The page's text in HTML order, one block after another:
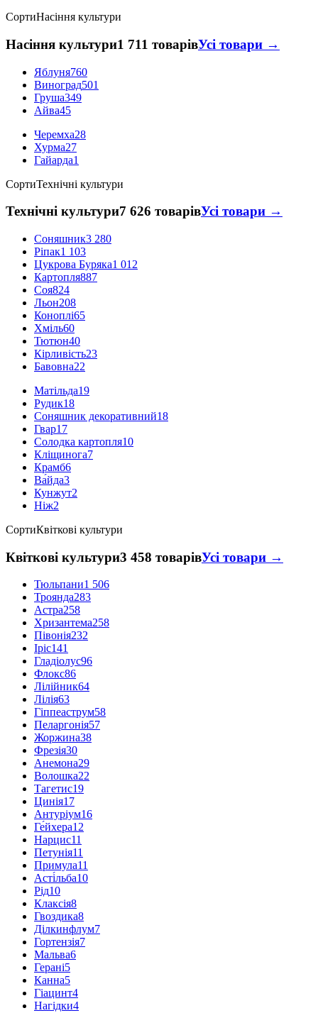
СортиНасіння культури
Насіння культури1 711 товарівУсі товари →
Яблуня760
Виноград501
Груша349
Айва45
Черемха28
Хурма27
Гайарда1
СортиТехнічні культури
Технічні культури7 626 товарівУсі товари →
Соняшник3 280
Ріпак1 103
Цукрова Буряка1 012
Картопля887
Соя824
Льон208
Коноплі65
Хміль60
Тютюн40
Кірливість23
Бавовна22
Матільда19
Рудик18
Соняшник декоративний18
Гвар17
Солодка картопля10
Кліщинога7
Крамб6
Ва́йда3
Кунжут2
Ніж2
СортиКвіткові культури
Квіткові культури3 458 товарівУсі товари →
Тюльпани1 506
Троянда283
Астра258
Хризантема258
Півонія232
Іріс141
Гладіолус96
Флокс86
Лілійник64
Лілія63
Гіппеаструм58
Пеларгонія57
Жоржина38
Фрезія30
Анемона29
Волошка22
Тагетис19
Цинія17
Антуріум16
Ге́йхера12
Нарцис11
Петунія11
Примула11
Асті́льба10
Рід10
Клаксія8
Гвоздика8
Ділкинфлум7
Гортензія7
Мальва6
Герані5
Канна5
Гіацинт4
Нагідки4